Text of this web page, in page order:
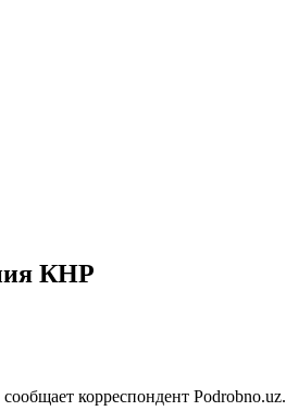
КНР
корреспондент Podrobno.uz.